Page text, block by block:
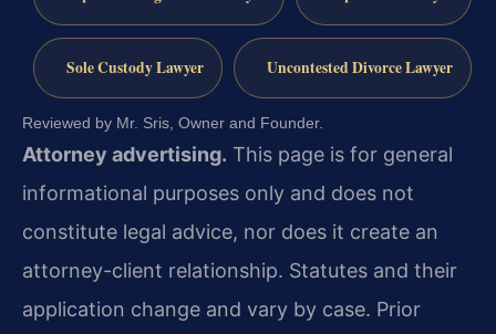
Sole Custody Lawyer Uncontested Divorce Lawyer
Reviewed by Mr. Sris, Owner and Founder.
Attorney advertising. This page is for general
informational purposes only and does not
constitute legal advice, nor does it create an
attorney-client relationship. Statutes and their
application change and vary by case. Prior